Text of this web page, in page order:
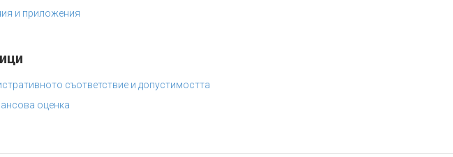
и приложения
съответствие и допустимостта
оценка